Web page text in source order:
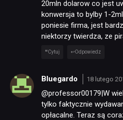
20mln dolarow co jest
konwersja to bylby 1-
poniesie firma, jest
niektorzy twierdza, ze
Cytuj Odpowiedz
Bluegardo 18 lutego
@professor00179|W
tylko faktycznie
opłacalne. Teraz są